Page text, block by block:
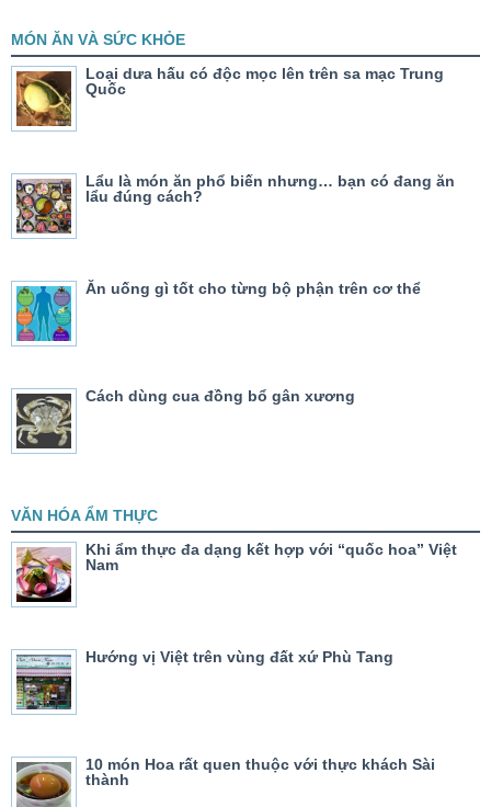
MÓN ĂN VÀ SỨC KHỎE
Loại dưa hấu có độc mọc lên trên sa mạc Trung
Quốc
Lẩu là món ăn phổ biến nhưng… bạn có đang ăn
lẩu đúng cách?
Ăn uống gì tốt cho từng bộ phận trên cơ thể
Cách dùng cua đồng bổ gân xương
VĂN HÓA ẨM THỰC
Khi ẩm thực đa dạng kết hợp với “quốc hoa” Việt
Nam
Hướng vị Việt trên vùng đất xứ Phù Tang
10 món Hoa rất quen thuộc với thực khách Sài
thành